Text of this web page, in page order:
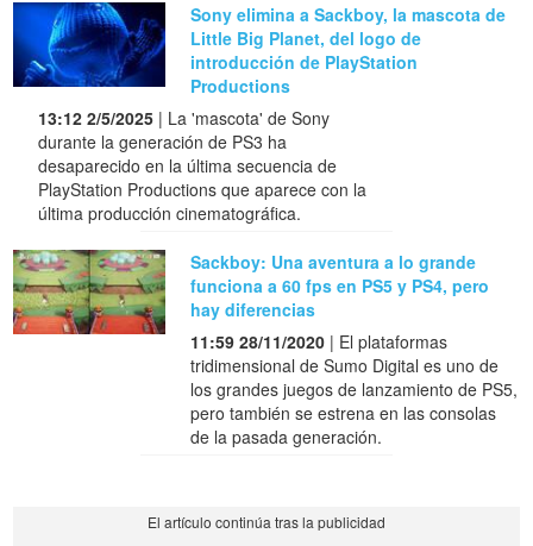
Sony elimina a Sackboy, la mascota de
Little Big Planet, del logo de
introducción de PlayStation
Productions
13:12 2/5/2025 | La 'mascota' de Sony
durante la generación de PS3 ha
desaparecido en la última secuencia de
PlayStation Productions que aparece con la
última producción cinematográfica.
Sackboy: Una aventura a lo grande
funciona a 60 fps en PS5 y PS4, pero
hay diferencias
11:59 28/11/2020 | El plataformas
tridimensional de Sumo Digital es uno de
los grandes juegos de lanzamiento de PS5,
pero también se estrena en las consolas
de la pasada generación.